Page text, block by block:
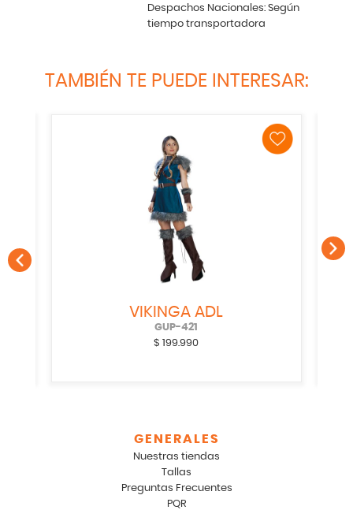
Despachos Nacionales: Según
tiempo transportadora
TAMBIÉN TE PUEDE INTERESAR:
VIKINGA ADL
GUP-421
$ 199.990
GENERALES
Nuestras tiendas
Tallas
Preguntas Frecuentes
PQR